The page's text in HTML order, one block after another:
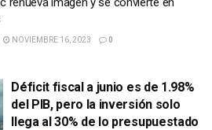
NOVIEMBRE 16, 2023 0
Déficit fiscal a junio es de 1.98%
del PIB, pero la inversión solo
llega al 30% de lo presupuestado